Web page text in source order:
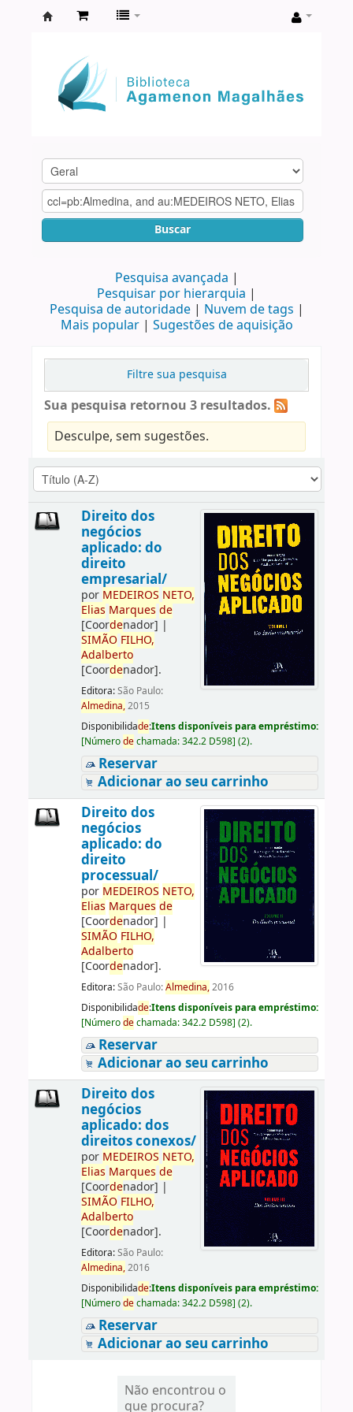
Agamenon
Magalhães
Buscar
Pesquisa avançada
Pesquisar por hierarquia
Pesquisa de autoridade
Nuvem de tags
Mais popular
Sugestões de aquisição
Filtre sua pesquisa
Sua pesquisa retornou 3 resultados.
Desculpe, sem sugestões.
Direito dos
negócios
aplicado: do
direito
empresarial/
por MEDEIROS NETO,
Elias Marques de
[Coordenador] |
SIMÃO FILHO,
Adalberto
[Coordenador].
Editora:São Paulo:
Almedina,2015
Disponibilidade:Itens disponíveis para empréstimo:
[Númerodechamada:342.2 D598] (2).
Reservar
Adicionar ao seu carrinho
Direito dos
negócios
aplicado: do
direito
processual/
por MEDEIROS NETO,
Elias Marques de
[Coordenador] |
SIMÃO FILHO,
Adalberto
[Coordenador].
Editora:São Paulo:Almedina,2016
Disponibilidade:Itens disponíveis para empréstimo:
[Númerodechamada:342.2 D598] (2).
Reservar
Adicionar ao seu carrinho
Direito dos
negócios
aplicado: dos
direitos conexos/
por MEDEIROS NETO,
Elias Marques de
[Coordenador] |
SIMÃO FILHO,
Adalberto
[Coordenador].
Editora:São Paulo:
Almedina,2016
Disponibilidade:Itens disponíveis para empréstimo:
[Númerodechamada:342.2 D598] (2).
Reservar
Adicionar ao seu carrinho
Não encontrou o
que procura?